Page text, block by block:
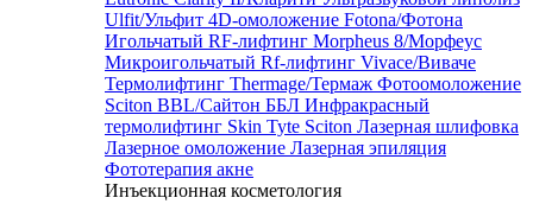
Ulfit/Ульфит 4D-омоложение Fotona/Фотона
Игольчатый RF-лифтинг Morpheus 8/Морфеус
Микроигольчатый Rf-лифтинг Vivace/Виваче
Термолифтинг Thermage/Термаж Фотоомоложение
Sciton BBL/Сайтон ББЛ Инфракрасный
термолифтинг Skin Tyte Sciton Лазерная шлифовка
Лазерное омоложение Лазерная эпиляция
Фототерапия акне
Инъекционная косметология